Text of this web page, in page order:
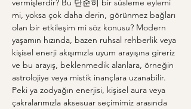
vermişlerdir? Bu 단순히 bir süsleme eylemi
mi, yoksa çok daha derin, görünmez bağları
olan bir etkileşim mi söz konusu? Modern
yaşamın hızında, bazen ruhsal rehberlik veya
kişisel enerji akışımızla uyum arayışına gireriz
ve bu arayış, beklenmedik alanlara, örneğin
astrolojiye veya mistik inançlara uzanabilir.
Peki ya zodyağın enerjisi, kişisel aura veya
çakralarımızla aksesuar seçimimiz arasında